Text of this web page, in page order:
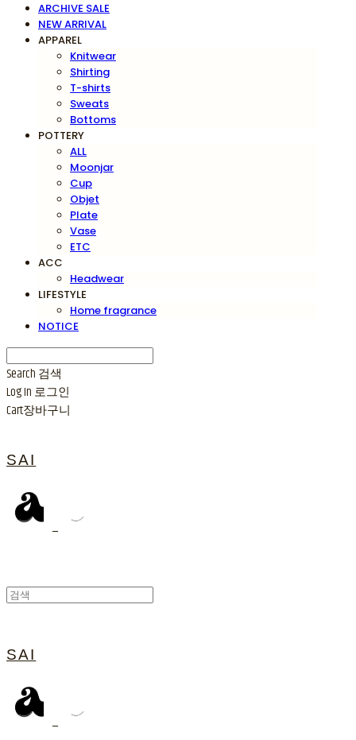
ARCHIVE SALE
NEW ARRIVAL
APPAREL
Knitwear
Shirting
T-shirts
Sweats
Bottoms
POTTERY
ALL
Moonjar
Cup
Objet
Plate
Vase
ETC
ACC
Headwear
LIFESTYLE
Home fragrance
NOTICE
Search 검색
Log In 로그인
Cart장바구니
SAI
SAI